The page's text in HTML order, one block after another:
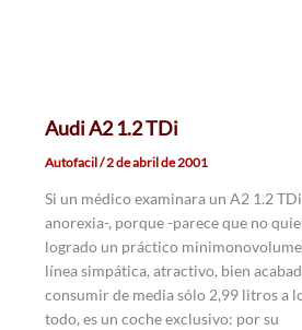
Audi A2 1.2 TDi
Autofacil/2 de abril de 2001
Si un médico examinara un A2 1.2
anorexia-, porque -parece que no
logrado un práctico
línea simpática, atractivo, bien
consumir de media sólo 2,99 litros a
todo, es un coche exclusivo: por su